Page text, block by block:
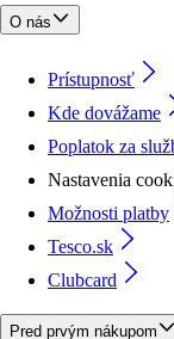
O nás
Prístupnosť
Kde dovážame
Poplatok za
Nastavenia
Možnosti platby
Tesco.sk
Clubcard
Pred prvým nákupom